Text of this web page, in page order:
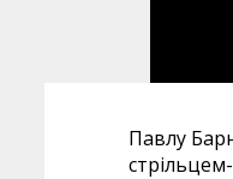
Павлу